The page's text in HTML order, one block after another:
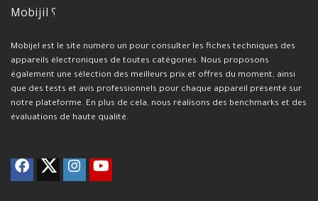
Mobijil ؟
Mobijel est le site numéro un pour consulter les fiches techniques des
appareils électroniques de toutes catégories. Nous proposons
également une sélection des meilleurs prix et offres du moment, ainsi
que des tests et avis professionnels pour chaque appareil présenté sur
notre plateforme. En plus de cela, nous réalisons des benchmarks et des
évaluations de haute qualité.